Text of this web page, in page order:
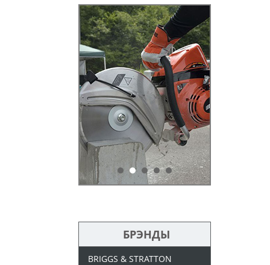
БРЭНДЫ
BRIGGS & STRATTON